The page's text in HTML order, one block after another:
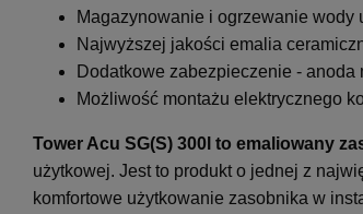
Magazynowanie i ogrzewanie wody
Najwyższej jakości emalia
Dodatkowe zabezpieczenie - anoda
Możliwość montażu elektrycznego
Tower Acu SG(S) 300l to emaliowany
użytkowej. Jest to produkt o jednej z
komfortowe użytkowanie zasobnika w